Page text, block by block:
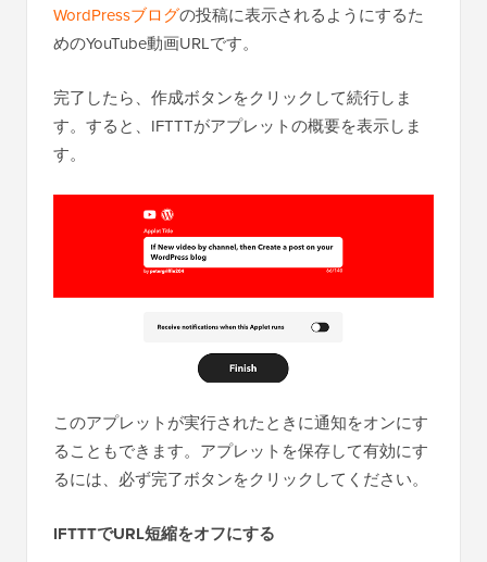
WordPressブログの投稿に表示されるようにするた
めのYouTube動画URLです。
完了したら、作成ボタンをクリックして続行しま
す。すると、IFTTTがアプレットの概要を表示しま
す。
このアプレットが実行されたときに通知をオンにす
ることもできます。アプレットを保存して有効にす
るには、必ず完了ボタンをクリックしてください。
IFTTTでURL短縮をオフにする